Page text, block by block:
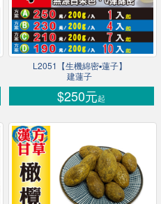
L2051【生機綿密▪蓮子】
建蓮子
$250元起